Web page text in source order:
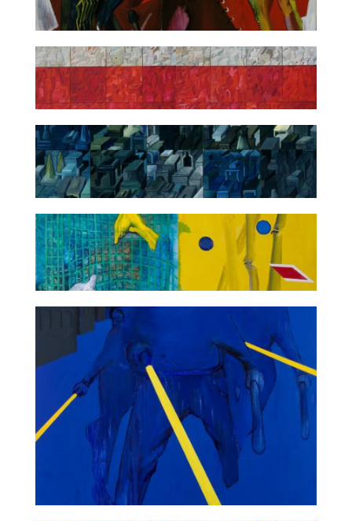
Mitologia północy
Polski (ruchomy) cmentarz masoński
(Ruchomy) Cmentarz masoński
Porządek uniwersalny / Parallel